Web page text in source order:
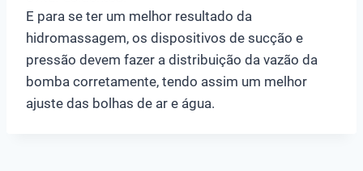
E para se ter um melhor resultado da
hidromassagem, os dispositivos de sucção e
pressão devem fazer a distribuição da vazão da
bomba corretamente, tendo assim um melhor
ajuste das bolhas de ar e água.